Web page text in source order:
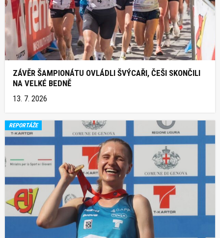
ZÁVĚR ŠAMPIONÁTU OVLÁDLI ŠVÝCAŘI, ČEŠI SKONČILI
NA VELKÉ BEDNĚ
13. 7. 2026
REPORTÁŽE